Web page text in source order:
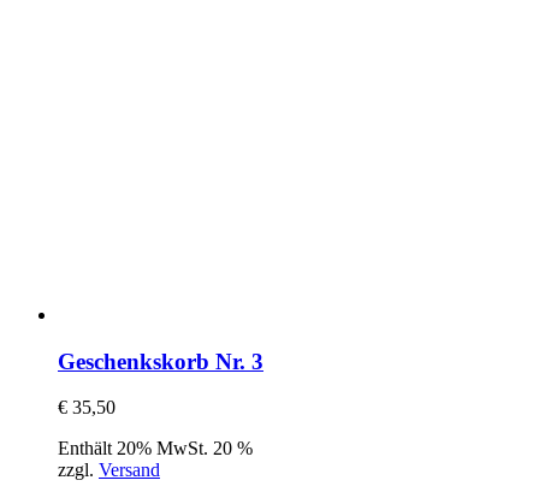
Geschenkskorb Nr. 3
€ 35,50
Enthält 20% MwSt. 20 %
zzgl. Versand